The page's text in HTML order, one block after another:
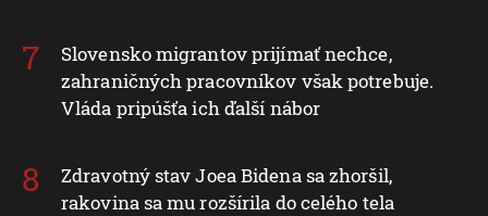
Slovensko migrantov prijímať nechce,
zahraničných pracovníkov však potrebuje.
Vláda pripúšťa ich ďalší nábor
Zdravotný stav Joea Bidena sa zhoršil,
rakovina sa mu rozšírila do celého tela